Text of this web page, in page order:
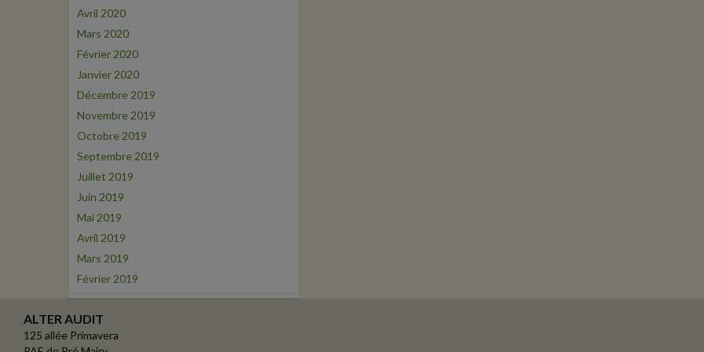
Avril 2020
Mars 2020
Février 2020
Janvier 2020
Décembre 2019
Novembre 2019
Octobre 2019
Septembre 2019
Juillet 2019
Juin 2019
Mai 2019
Avril 2019
Mars 2019
Février 2019
ALTER AUDIT
125 allée Primavera